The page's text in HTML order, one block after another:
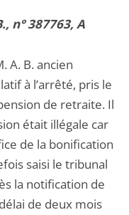
n° 387763, A
A. B. ancien
à l’arrêté, pris le
de retraite. Il
était illégale car
de la bonification
saisi le tribunal
la notification de
de deux mois